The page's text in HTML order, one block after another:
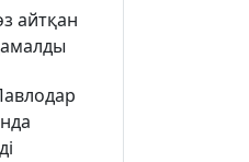
айтқан